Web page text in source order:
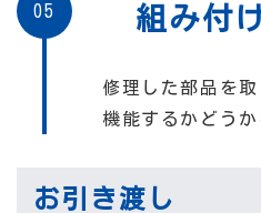
05 組み付
修理した部品を
機能するかどうか
お引き渡し